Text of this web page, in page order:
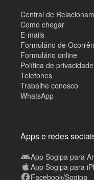
Central de
Como chegar
E-mails
Formulário de
Formulário online
Política de privacidade
Telefones
Trabalhe conosco
WhatsApp
Apps e redes
App Sogipa para
App Sogipa para
Facebook/Sogipa